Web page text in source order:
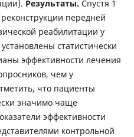
Результаты. Спустя 1
передней
реабилитации у
статистически
эффективности лечения
чем у
что пациенты
значимо чаще
эффективности
контрольной